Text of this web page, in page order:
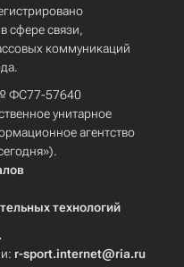
сфере связи,
коммуникаций
ФС77-57640
унитарное
агентство
технологий
r-sport.internet@ria.ru